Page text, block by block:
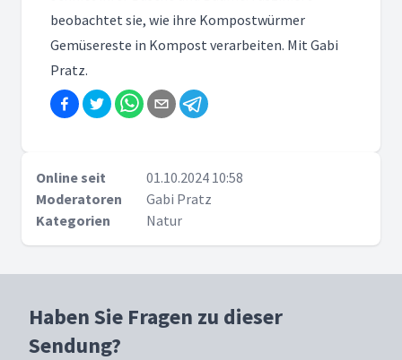
beobachtet sie, wie ihre Kompostwürmer
Gemüsereste in Kompost verarbeiten. Mit Gabi
Pratz.
Online seit
01.10.2024 10:58
Moderatoren
Gabi Pratz
Kategorien
Natur
Haben Sie Fragen zu dieser
Sendung?